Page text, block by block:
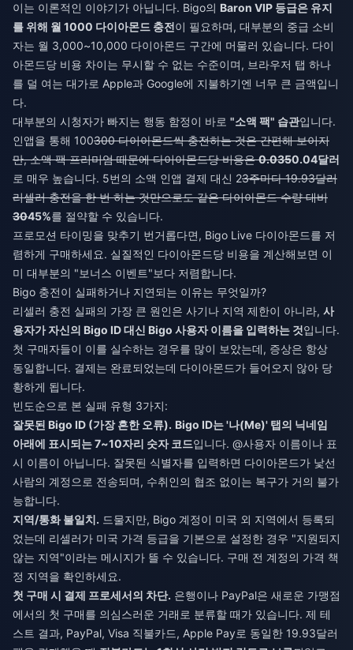
이는 이론적인 이야기가 아닙니다. Bigo의 Baron VIP 등급은 유지
를 위해 월 1000 다이아몬드 충전이 필요하며, 대부분의 중급 소비
자는 월 3,000~10,000 다이아몬드 구간에 머물러 있습니다. 다이
아몬드당 비용 차이는 무시할 수 없는 수준이며, 브라우저 탭 하나
를 덜 여는 대가로 Apple과 Google에 지불하기엔 너무 큰 금액입니
다.
대부분의 시청자가 빠지는 행동 함정이 바로 "소액 팩" 습관입니다.
인앱을 통해 100300 다이아몬드씩 충전하는 것은 간편해 보이지
만, 소액 팩 프리미엄 때문에 다이아몬드당 비용은0.0350.04달러
로 매우 높습니다. 5번의 소액 인앱 결제 대신 23주마다 19.93달러
리셀러 충전을 한 번 하는 것만으로도 같은 다이아몬드 수량 대비
3045%를 절약할 수 있습니다.
프로모션 타이밍을 맞추기 번거롭다면, Bigo Live 다이아몬드를 저
렴하게 구매하세요. 실질적인 다이아몬드당 비용을 계산해보면 이
미 대부분의 "보너스 이벤트"보다 저렴합니다.
Bigo 충전이 실패하거나 지연되는 이유는 무엇일까?
리셀러 충전 실패의 가장 큰 원인은 사기나 지역 제한이 아니라, 사
용자가 자신의 Bigo ID 대신 Bigo 사용자 이름을 입력하는 것입니다.
첫 구매자들이 이를 실수하는 경우를 많이 보았는데, 증상은 항상
동일합니다. 결제는 완료되었는데 다이아몬드가 들어오지 않아 당
황하게 됩니다.
빈도순으로 본 실패 유형 3가지:
잘못된 Bigo ID (가장 흔한 오류). Bigo ID는 '나(Me)' 탭의 닉네임
아래에 표시되는 7~10자리 숫자 코드입니다. @사용자 이름이나 표
시 이름이 아닙니다. 잘못된 식별자를 입력하면 다이아몬드가 낯선
사람의 계정으로 전송되며, 수취인의 협조 없이는 복구가 거의 불가
능합니다.
지역/통화 불일치. 드물지만, Bigo 계정이 미국 외 지역에서 등록되
었는데 리셀러가 미국 가격 등급을 기본으로 설정한 경우 "지원되지
않는 지역"이라는 메시지가 뜰 수 있습니다. 구매 전 계정의 가격 책
정 지역을 확인하세요.
첫 구매 시 결제 프로세서의 차단. 은행이나 PayPal은 새로운 가맹점
에서의 첫 구매를 의심스러운 거래로 분류할 때가 있습니다. 제 테
스트 결과, PayPal, Visa 직불카드, Apple Pay로 동일한 19.93달러